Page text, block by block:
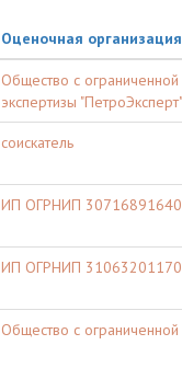
Оценочная организация
Общество с
экспертизы "ПетроЭксперт"
соискатель
ИП ОГРНИП
ИП ОГРНИП
Общество с